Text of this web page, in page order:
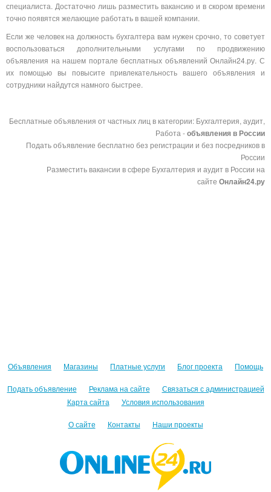
специалиста. Достаточно лишь разместить вакансию и в скором времени
точно появятся желающие работать в вашей компании.
Если же человек на должность бухгалтера вам нужен срочно, то советует
воспользоваться дополнительными услугами по продвижению
объявления на нашем портале бесплатных объявлений Онлайн24.ру. С
их помощью вы повысите привлекательность вашего объявления и
сотрудники найдутся намного быстрее.
Бесплатные объявления от частных лиц в категории: Бухгалтерия, аудит,
Работа -объявления в России
Подать объявление бесплатно без регистрации и без посредников в
России
Разместить вакансии в сфере Бухгалтерия и аудит в России на
сайте Онлайн24.ру
Объявления Магазины Платные услуги Блог проекта Помощь
Подать объявление Реклама на сайте
Связаться с администрацией
Карта сайта
Условия использования
О сайте Контакты Наши проекты